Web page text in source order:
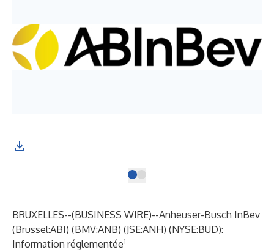
BRUXELLES--(BUSINESS WIRE)--Anheuser-Busch InBev
(Brussel:ABI) (BMV:ANB) (JSE:ANH) (NYSE:BUD):
Information réglementée1